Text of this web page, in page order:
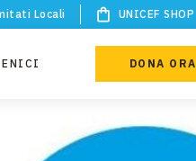
Locali UNICEF SHOP
DONA ORA